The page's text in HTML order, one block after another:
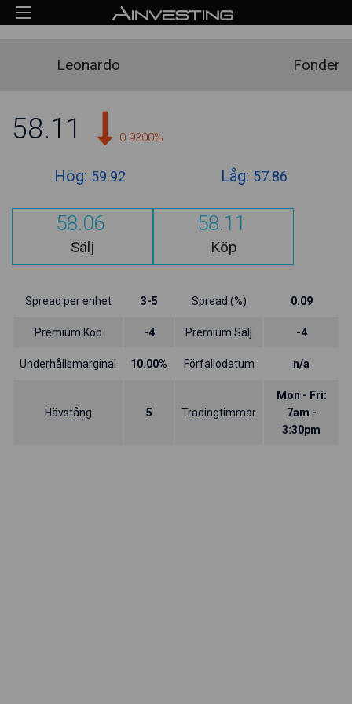
Leonardo Fonder
58.11 -0.9300%
Hög: 59.92 Låg: 57.86
58.06
Sälj
58.11
Köp
Spread per enhet 3-5 Spread (%) 0.09
Premium Köp -4 Premium Sälj -4
Underhållsmarginal 10.00% Förfallodatum n/a
Hävstång 5 Tradingtimmar
Mon - Fri:
7am -
3:30pm